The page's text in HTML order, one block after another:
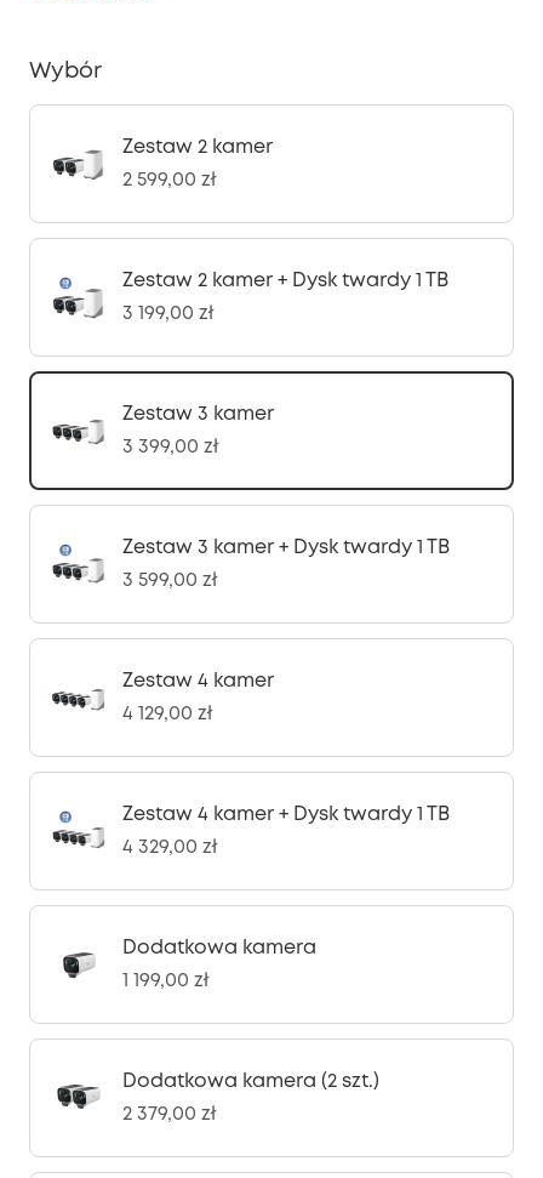
Wybór
Zestaw 2 kamer
2 599,00 zł
Zestaw 2 kamer + Dysk twardy 1 TB
3 199,00 zł
Zestaw 3 kamer
3 399,00 zł
Zestaw 3 kamer + Dysk twardy 1 TB
3 599,00 zł
Zestaw 4 kamer
4 129,00 zł
Zestaw 4 kamer + Dysk twardy 1 TB
4 329,00 zł
Dodatkowa kamera
1 199,00 zł
Dodatkowa kamera (2 szt.)
2 379,00 zł